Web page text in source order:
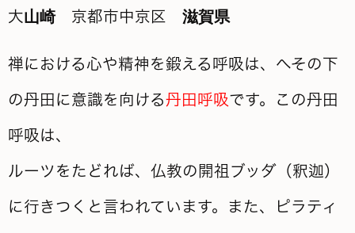
禅における心や精神を鍛える呼吸は、へその下
の丹田に意識を向ける丹田呼吸です。この丹田
呼吸は、
ルーツをたどれば、仏教の開祖ブッダ（釈迦）
に行きつくと言われています。また、ピラティ